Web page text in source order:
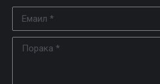
Порака *